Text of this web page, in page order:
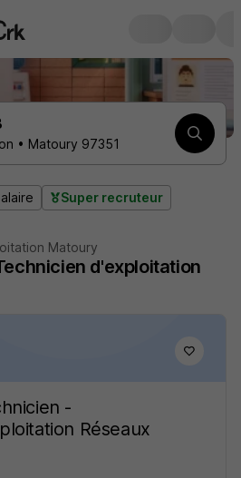
• Matoury 97351
Super recruteur
Matoury
d'exploitation
-
Réseaux